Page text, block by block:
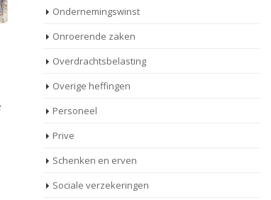
belastingen en huur niet
aftrekbaar als gift
Een belastingplichtige probeert haar betaalde
en doet spontaan aangifte 2017. De [...]
Lees meer
Ondernemingswinst
Onroerende zaken
Overdrachtsbelasting
Overige heffingen
Personeel
Prive
Schenken en erven
Sociale verzekeringen